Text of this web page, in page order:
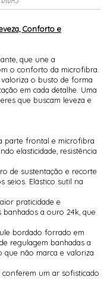
Conforto e
que une a
o conforto da microfibra.
valoriza o busto de forma
em cada detalhe. Uma
que buscam leveza e
parte frontal e microfibra
elasticidade, resistência
de sustentação e recorte
seios. Elástico sutil na
praticidade e
banhados a ouro 24k, que
bordado forrado em
regulagem banhadas a
que não marca e valoriza
um ar sofisticado